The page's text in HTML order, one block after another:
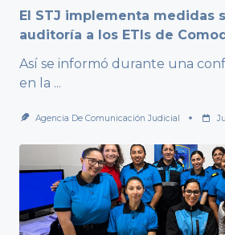
El STJ implementa medidas
auditoría a los ETIs de
Así se informó durante una
en la ...
Agencia De Comunicación Judicial